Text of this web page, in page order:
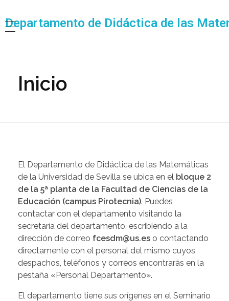
Departamento de Didáctica de las
Inicio
El Departamento de Didáctica de las Matemáticas
de la Universidad de Sevilla se ubica en el bloque 2
de la 5ª planta de la Facultad de Ciencias de la
Educación (campus Pirotecnia). Puedes
contactar con el departamento visitando la
secretaría del departamento, escribiendo a la
dirección de correo fcesdm@us.es o contactando
directamente con el personal del mismo cuyos
despachos, teléfonos y correos encontrarás en la
pestaña «Personal Departamento».
El departamento tiene sus orígenes en el Seminario